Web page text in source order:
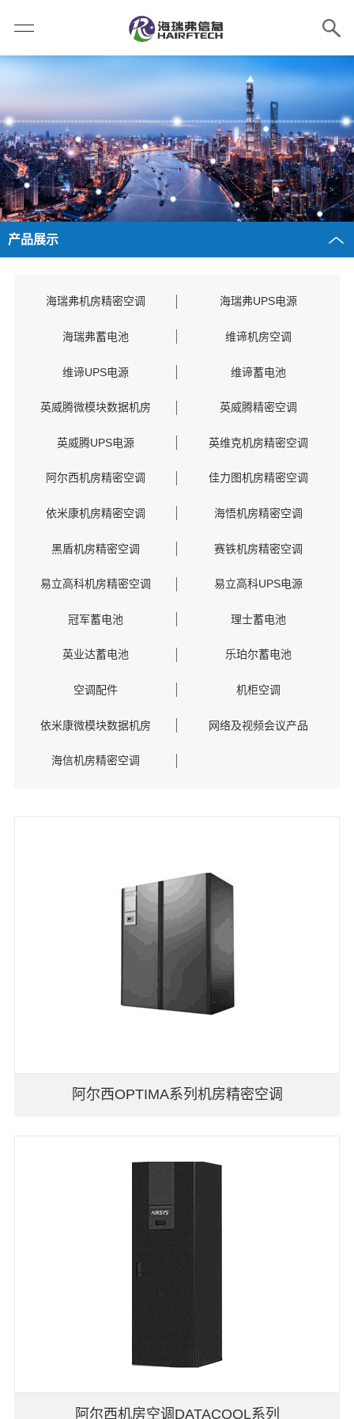
产品展示
海瑞弗机房精密空调 海瑞弗UPS电源
海瑞弗蓄电池 维谛机房空调
维谛UPS电源 维谛蓄电池
英威腾微模块数据机房 英威腾精密空调
英威腾UPS电源 英维克机房精密空调
阿尔西机房精密空调 佳力图机房精密空调
依米康机房精密空调 海悟机房精密空调
黑盾机房精密空调 赛铁机房精密空调
易立高科机房精密空调 易立高科UPS电源
冠军蓄电池 理士蓄电池
英业达蓄电池 乐珀尔蓄电池
空调配件 机柜空调
依米康微模块数据机房 网络及视频会议产品
海信机房精密空调
阿尔西OPTIMA系列机房精密空调
阿尔西机房空调DATACOOL系列